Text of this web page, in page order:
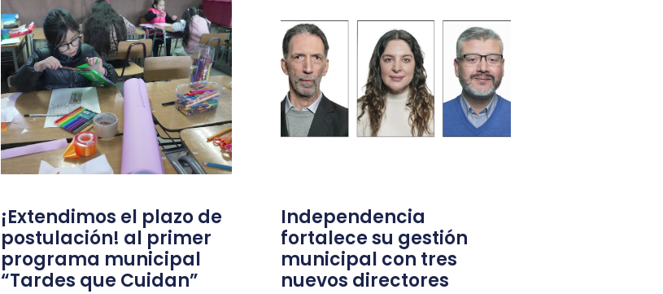
¡Extendimos el plazo de
postulación! al primer
programa municipal
“Tardes que Cuidan”
Independencia
fortalece su gestión
municipal con tres
nuevos directores